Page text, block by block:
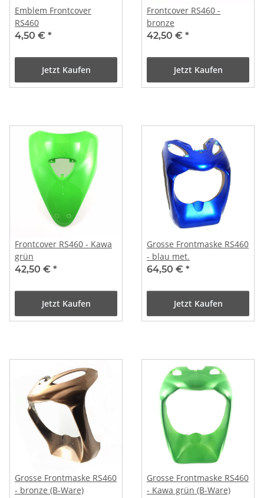
Emblem Frontcover
RS460
4,50 € *
Jetzt Kaufen
Frontcover RS460 -
bronze
42,50 € *
Jetzt Kaufen
Frontcover RS460 - Kawa
grün
42,50 € *
Jetzt Kaufen
Grosse Frontmaske RS460
- blau met.
64,50 € *
Jetzt Kaufen
Grosse Frontmaske RS460
- bronze (B-Ware)
Grosse Frontmaske RS460
- Kawa grün (B-Ware)